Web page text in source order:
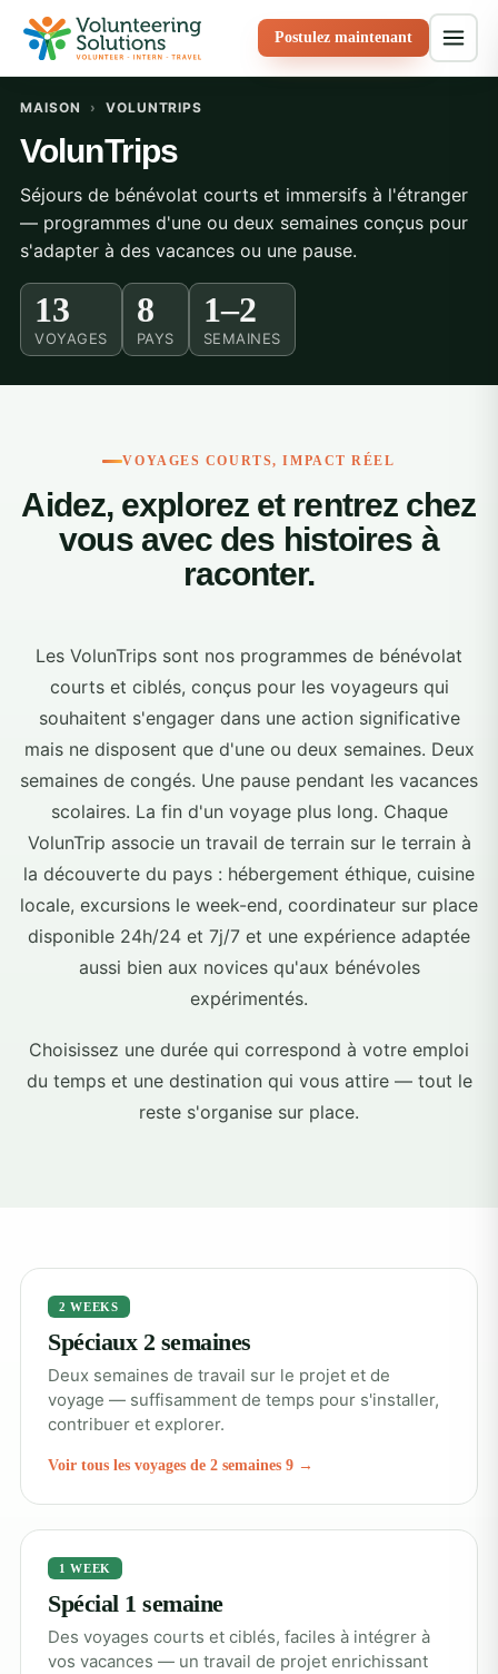
Postulez maintenant
MAISON › VOLUNTRIPS
VolunTrips
Séjours de bénévolat courts et immersifs à l'étranger
— programmes d'une ou deux semaines conçus pour
s'adapter à des vacances ou une pause.
13
VOYAGES
8
PAYS
1–2
SEMAINES
VOYAGES COURTS, IMPACT RÉEL
Aidez, explorez et rentrez chez
vous avec des histoires à
raconter.
Les VolunTrips sont nos programmes de bénévolat
courts et ciblés, conçus pour les voyageurs qui
souhaitent s'engager dans une action significative
mais ne disposent que d'une ou deux semaines. Deux
semaines de congés. Une pause pendant les vacances
scolaires. La fin d'un voyage plus long. Chaque
VolunTrip associe un travail de terrain sur le terrain à
la découverte du pays : hébergement éthique, cuisine
locale, excursions le week-end, coordinateur sur place
disponible 24h/24 et 7j/7 et une expérience adaptée
aussi bien aux novices qu'aux bénévoles
expérimentés.
Choisissez une durée qui correspond à votre emploi
du temps et une destination qui vous attire — tout le
reste s'organise sur place.
2 WEEKS
Spéciaux 2 semaines
Deux semaines de travail sur le projet et de
voyage — suffisamment de temps pour s'installer,
contribuer et explorer.
Voir tous les voyages de 2 semaines 9 →
1 WEEK
Spécial 1 semaine
Des voyages courts et ciblés, faciles à intégrer à
vos vacances — un travail de projet enrichissant